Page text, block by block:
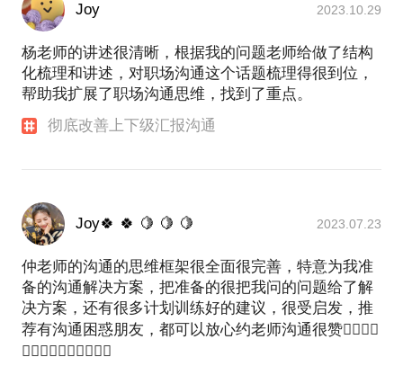
Joy 2023.10.29
杨老师的讲述很清晰，根据我的问题老师给做了结构
化梳理和讲述，对职场沟通这个话题梳理得很到位，
帮助我扩展了职场沟通思维，找到了重点。
彻底改善上下级汇报沟通
Joy🍀 🍀 🍋 🍋 🍋 2023.07.23
仲老师的沟通的思维框架很全面很完善，特意为我准
备的沟通解决方案，把准备的很把我问的问题给了解
决方案，还有很多计划训练好的建议，很受启发，推
荐有沟通困惑朋友，都可以放心约老师沟通很赞👍🏻👍🏻
👍🏻👍🏻👍🏻👍🏻👍🏻